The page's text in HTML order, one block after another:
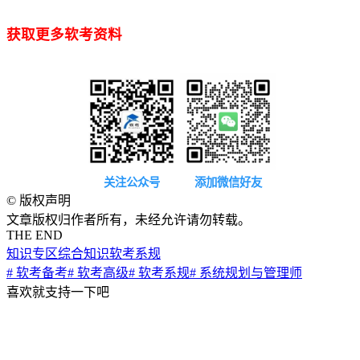
获取更多软考资料
关注公众号 添加微信好友
© 版权声明
文章版权归作者所有，未经允许请勿转载。
THE END
知识专区综合知识软考系规
# 软考备考# 软考高级# 软考系规# 系统规划与管理师
喜欢就支持一下吧